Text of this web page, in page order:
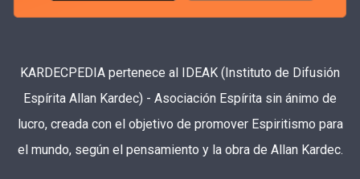
KARDECPEDIA pertenece al IDEAK (Instituto de Difusión
Espírita Allan Kardec) - Asociación Espírita sin ánimo de
lucro, creada con el objetivo de promover Espiritismo para
el mundo, según el pensamiento y la obra de Allan Kardec.